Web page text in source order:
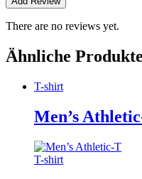
There are no reviews yet.
Ähnliche Produkte
T-shirt
Men’s
T-shirt